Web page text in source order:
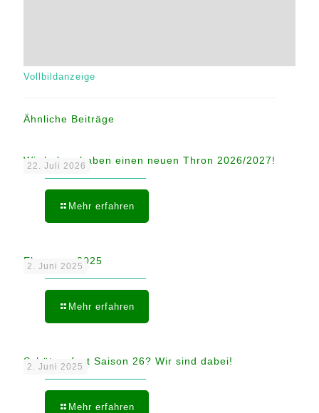
Vollbildanzeige
Ähnliche Beiträge
22. Juli 2026
Wir haben haben einen neuen Thron 2026/2027!
Mehr erfahren
2. Juni 2025
Ehrungen 2025
Mehr erfahren
2. Juni 2025
Schützenfest Saison 26? Wir sind dabei!
Mehr erfahren